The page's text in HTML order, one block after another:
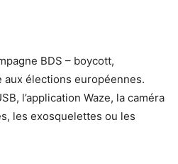
BDS – boycott,
élections européennes.
l’application Waze, la caméra
les exosquelettes ou les